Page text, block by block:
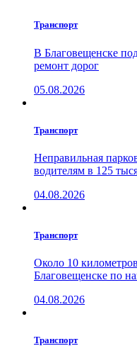
Транспорт
В Благовещенске
ремонт дорог
05.08.2026
Транспорт
Неправильная
водителям в 125
04.08.2026
Транспорт
Около 10
Благовещенске по
04.08.2026
Транспорт